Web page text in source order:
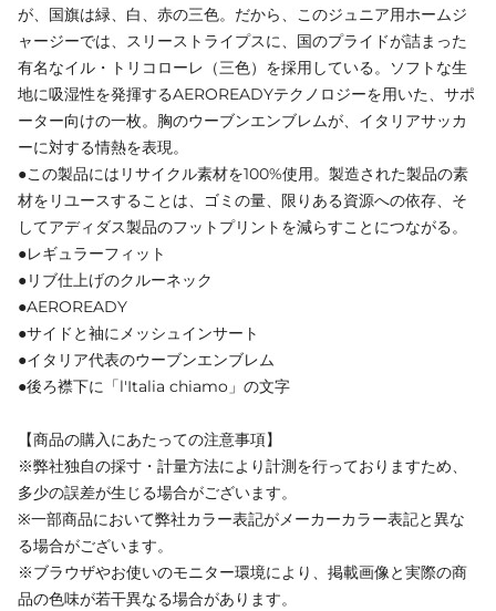
が、国旗は緑、白、赤の三色。だから、このジュニア用ホームジ
ャージーでは、スリーストライプスに、国のプライドが詰まった
有名なイル・トリコローレ（三色）を採用している。ソフトな生
地に吸湿性を発揮するAEROREADYテクノロジーを用いた、サポ
ーター向けの一枚。胸のウーブンエンブレムが、イタリアサッカ
ーに対する情熱を表現。
●この製品にはリサイクル素材を100%使用。製造された製品の素
材をリユースすることは、ゴミの量、限りある資源への依存、そ
してアディダス製品のフットプリントを減らすことにつながる。
●レギュラーフィット
●リブ仕上げのクルーネック
●AEROREADY
●サイドと袖にメッシュインサート
●イタリア代表のウーブンエンブレム
●後ろ襟下に「l'Italia chiamo」の文字
【商品の購入にあたっての注意事項】
※弊社独自の採寸・計量方法により計測を行っておりますため、
多少の誤差が生じる場合がございます。
※一部商品において弊社カラー表記がメーカーカラー表記と異な
る場合がございます。
※ブラウザやお使いのモニター環境により、掲載画像と実際の商
品の色味が若干異なる場合があります。